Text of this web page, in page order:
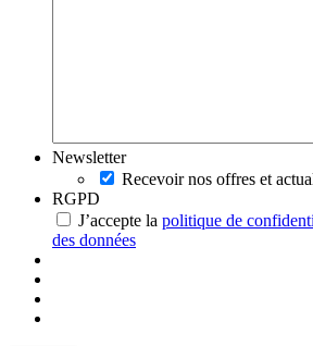
Newsletter
Recevoir nos offres et
RGPD
J’accepte la politique de
des données